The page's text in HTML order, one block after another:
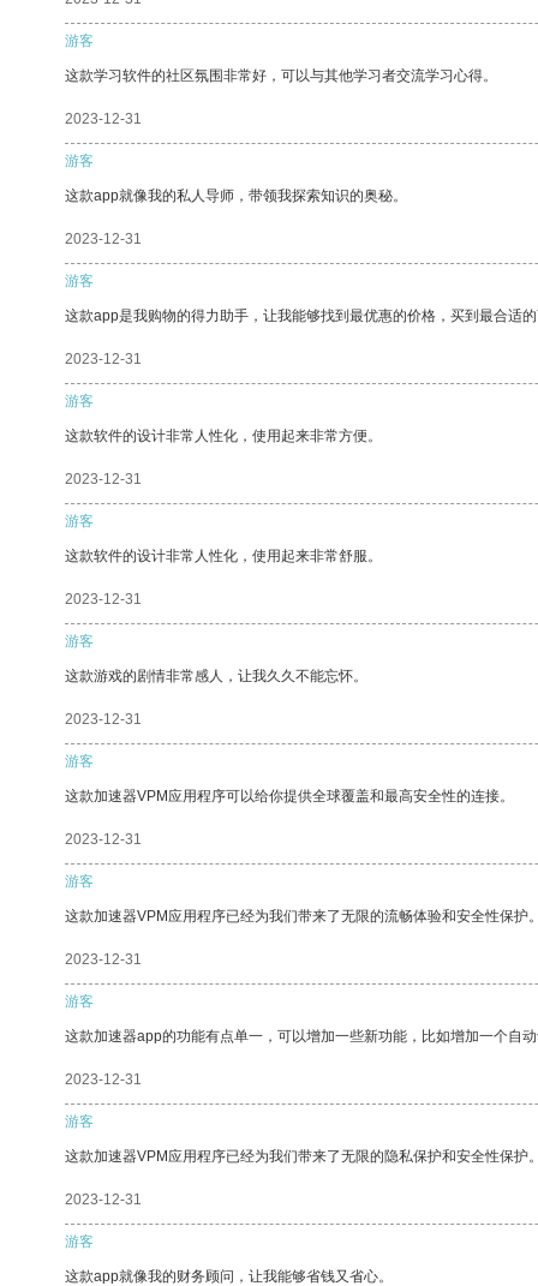
游客
这款学习软件的社区氛围非常好，可以与其他学习者交流学习心得。
2023-12-31
游客
这款app就像我的私人导师，带领我探索知识的奥秘。
2023-12-31
游客
这款app是我购物的得力助手，让我能够找到最优惠的价格，买到最合适
2023-12-31
游客
这款软件的设计非常人性化，使用起来非常方便。
2023-12-31
游客
这款软件的设计非常人性化，使用起来非常舒服。
2023-12-31
游客
这款游戏的剧情非常感人，让我久久不能忘怀。
2023-12-31
游客
这款加速器VPM应用程序可以给你提供全球覆盖和最高安全性的连接。
2023-12-31
游客
这款加速器VPM应用程序已经为我们带来了无限的流畅体验和安全性保护
2023-12-31
游客
这款加速器app的功能有点单一，可以增加一些新功能，比如增加一个自
2023-12-31
游客
这款加速器VPM应用程序已经为我们带来了无限的隐私保护和安全性保护
2023-12-31
游客
这款app就像我的财务顾问，让我能够省钱又省心。